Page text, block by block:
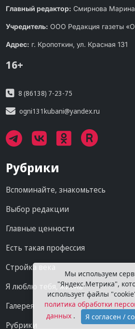
Главный редактор: Смирнова
Учредитель: ООО Редакция газеты
Адрес: г. Кропоткин, ул. Красная 131
16+
8 (86138) 7-23-75
ogni131kubani@yandex.ru
Рубрики
Вспоминайте, знакомьтесь
Выбор редакции
Главные ценности
Есть такая профессия
Стройка века
Я люблю тебя, жизнь
Галерея
Рубрики
Мы используем
"Яндекс.Метрика",
использует файлы
политика обработки
данных . Я согласен /